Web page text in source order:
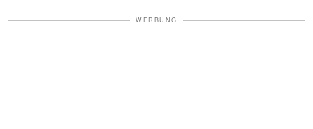
WERBUNG